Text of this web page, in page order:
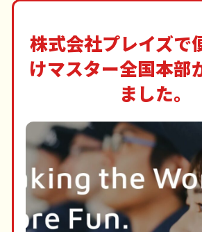
株式会社プレイズで
けマスター全国本部
ました。